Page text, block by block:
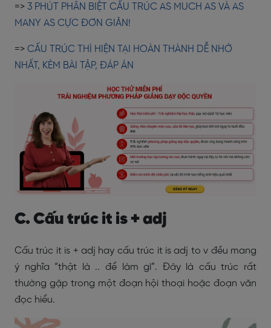
=> 3 PHÚT PHÂN BIỆT CẤU TRÚC AS MUCH AS VÀ AS
MANY AS CỰC ĐƠN GIẢN!
=> CẤU TRÚC THÌ HIỆN TẠI HOÀN THÀNH DỄ NHỚ
NHẤT, KÈM BÀI TẬP, ĐÁP ÁN
C. Cấu trúc it is + adj
Cấu trúc it is + adj hay cấu trúc it is adj to v đều mang
ý nghĩa “thật là .. để làm gì”. Đây là cấu trúc rất
thường gặp trong một đoạn hội thoại hoặc đoạn văn
đọc hiểu.